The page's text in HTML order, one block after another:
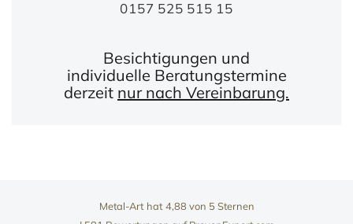
0157 525 515 15
Besichtigungen und
individuelle Beratungstermine
derzeit nur nach Vereinbarung.
Metal-Art hat 4,88 von 5 Sternen